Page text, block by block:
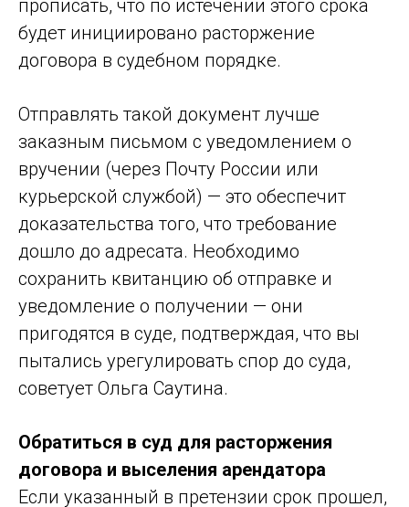
прописать, что по истечении этого срока
будет инициировано расторжение
договора в судебном порядке.
Отправлять такой документ лучше
заказным письмом с уведомлением о
вручении (через Почту России или
курьерской службой) — это обеспечит
доказательства того, что требование
дошло до адресата. Необходимо
сохранить квитанцию об отправке и
уведомление о получении — они
пригодятся в суде, подтверждая, что вы
пытались урегулировать спор до суда,
советует Ольга Саутина.
Обратиться в суд для расторжения
договора и выселения арендатора
Если указанный в претензии срок прошел,